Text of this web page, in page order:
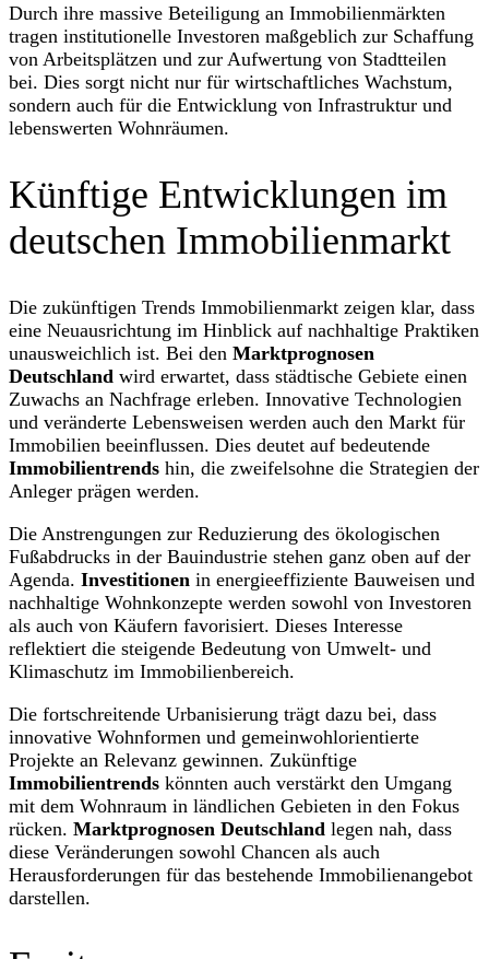
Durch ihre massive Beteiligung an Immobilienmärkten
tragen institutionelle Investoren maßgeblich zur Schaffung
von Arbeitsplätzen und zur Aufwertung von Stadtteilen
bei. Dies sorgt nicht nur für wirtschaftliches Wachstum,
sondern auch für die Entwicklung von Infrastruktur und
lebenswerten Wohnräumen.
Künftige Entwicklungen im
deutschen Immobilienmarkt
Die zukünftigen Trends Immobilienmarkt zeigen klar, dass
eine Neuausrichtung im Hinblick auf nachhaltige Praktiken
unausweichlich ist. Bei den Marktprognosen
Deutschland wird erwartet, dass städtische Gebiete einen
Zuwachs an Nachfrage erleben. Innovative Technologien
und veränderte Lebensweisen werden auch den Markt für
Immobilien beeinflussen. Dies deutet auf bedeutende
Immobilientrends hin, die zweifelsohne die Strategien der
Anleger prägen werden.
Die Anstrengungen zur Reduzierung des ökologischen
Fußabdrucks in der Bauindustrie stehen ganz oben auf der
Agenda. Investitionen in energieeffiziente Bauweisen und
nachhaltige Wohnkonzepte werden sowohl von Investoren
als auch von Käufern favorisiert. Dieses Interesse
reflektiert die steigende Bedeutung von Umwelt- und
Klimaschutz im Immobilienbereich.
Die fortschreitende Urbanisierung trägt dazu bei, dass
innovative Wohnformen und gemeinwohlorientierte
Projekte an Relevanz gewinnen. Zukünftige
Immobilientrends könnten auch verstärkt den Umgang
mit dem Wohnraum in ländlichen Gebieten in den Fokus
rücken. Marktprognosen Deutschland legen nah, dass
diese Veränderungen sowohl Chancen als auch
Herausforderungen für das bestehende Immobilienangebot
darstellen.